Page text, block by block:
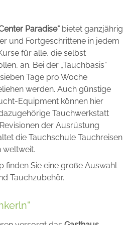
Paradise“ bietet ganzjährig
und Fortgeschrittene in jedem
für alle, die selbst
an. Bei der „Tauchbasis“
Tage pro Woche
werden. Auch günstige
Equipment können hier
Tauchwerkstatt
der Ausrüstung
die Tauchschule Tauchreisen
weltweit.
finden Sie eine große Auswahl
Tauchzubehör.